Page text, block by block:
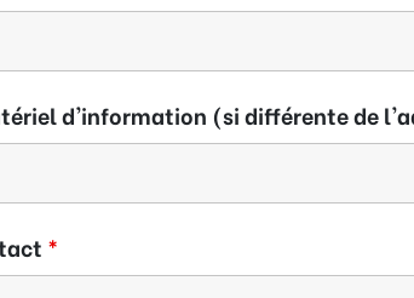
d'information (si différente de
*